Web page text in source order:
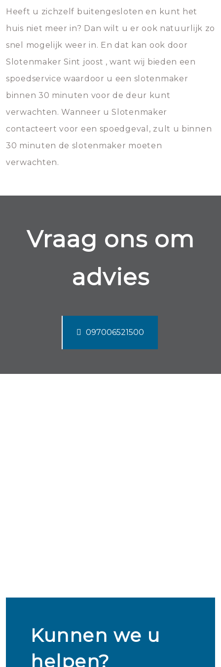
Heeft u zichzelf buitengesloten en kunt het
huis niet meer in? Dan wilt u er ook natuurlijk zo
snel mogelijk weer in. En dat kan ook door
Slotenmaker Sint joost , want wij bieden een
spoedservice waardoor u een slotenmaker
binnen 30 minuten voor de deur kunt
verwachten. Wanneer u Slotenmaker
contacteert voor een spoedgeval, zult u binnen
30 minuten de slotenmaker moeten
verwachten.
Vraag ons om
advies
097006521500
Kunnen we u
helpen?